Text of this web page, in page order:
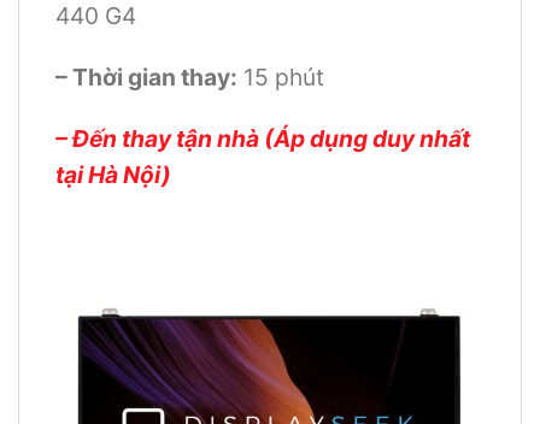
440 G4
– Thời gian thay: 15 phút
– Đến thay tận nhà (Áp dụng duy nhất
tại Hà Nội)